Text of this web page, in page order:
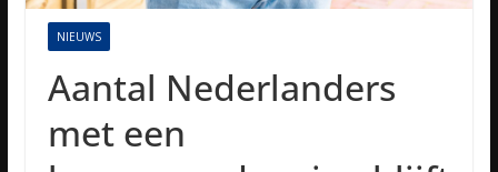
NIEUWS
Aantal Nederlanders
met een